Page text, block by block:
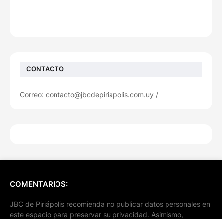
CONTACTO
Correo: contacto@jbcdepiriapolis.com.uy /
COMENTARIOS:
JBC de Piriápolis recomienda no publicar datos personales en
este espacio para preservar su privacidad. Asimismo,